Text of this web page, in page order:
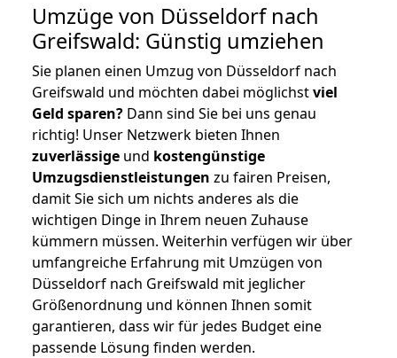
Umzüge von Düsseldorf nach
Greifswald: Günstig umziehen
Sie planen einen Umzug von Düsseldorf nach
Greifswald und möchten dabei möglichstviel
Geld sparen? Dann sind Sie bei uns genau
richtig! Unser Netzwerk bieten Ihnen
zuverlässige und kostengünstige
Umzugsdienstleistungen zu fairen Preisen,
damit Sie sich um nichts anderes als die
wichtigen Dinge in Ihrem neuen Zuhause
kümmern müssen. Weiterhin verfügen wir über
umfangreiche Erfahrung mit Umzügen von
Düsseldorf nach Greifswald mit jeglicher
Größenordnung und können Ihnen somit
garantieren, dass wir für jedes Budget eine
passende Lösung finden werden.